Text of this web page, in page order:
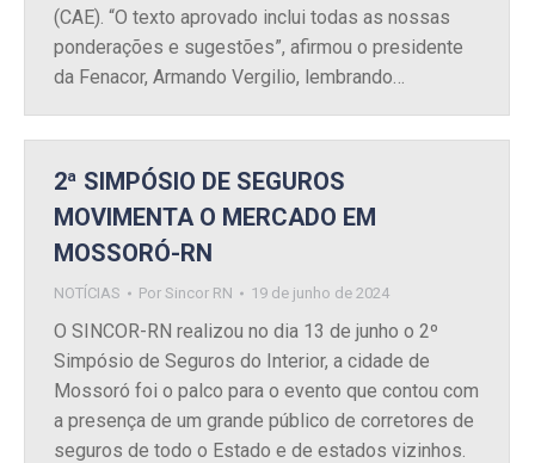
(CAE). “O texto aprovado inclui todas as nossas
ponderações e sugestões”, afirmou o presidente
da Fenacor, Armando Vergilio, lembrando…
2ª SIMPÓSIO DE SEGUROS
MOVIMENTA O MERCADO EM
MOSSORÓ-RN
NOTÍCIAS Por Sincor RN 19 de junho de 2024
O SINCOR-RN realizou no dia 13 de junho o 2º
Simpósio de Seguros do Interior, a cidade de
Mossoró foi o palco para o evento que contou com
a presença de um grande público de corretores de
seguros de todo o Estado e de estados vizinhos.